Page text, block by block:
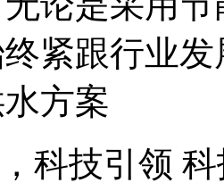
紧跟行业
方案
科技引领